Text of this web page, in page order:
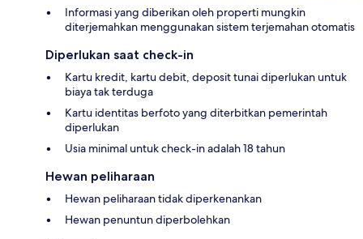
Informasi yang diberikan oleh properti mungkin
diterjemahkan menggunakan sistem terjemahan otomatis
Diperlukan saat check-in
Kartu kredit, kartu debit, deposit tunai diperlukan untuk
biaya tak terduga
Kartu identitas berfoto yang diterbitkan pemerintah
diperlukan
Usia minimal untuk check-in adalah 18 tahun
Hewan peliharaan
Hewan peliharaan tidak diperkenankan
Hewan penuntun diperbolehkan